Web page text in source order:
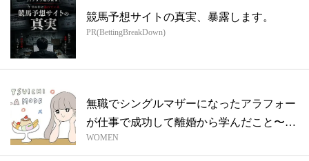
競馬予想サイトの真実、暴露します。
PR(BettingBreakDown)
無職でシングルマザーになったアラフォー
が仕事で成功して離婚から学んだこと〜麻
帆さ...
WOMEN